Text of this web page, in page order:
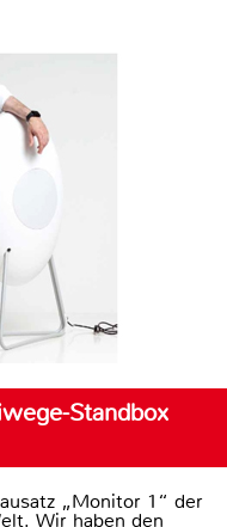
Standbox
„Monitor 1“ der
Wir haben den